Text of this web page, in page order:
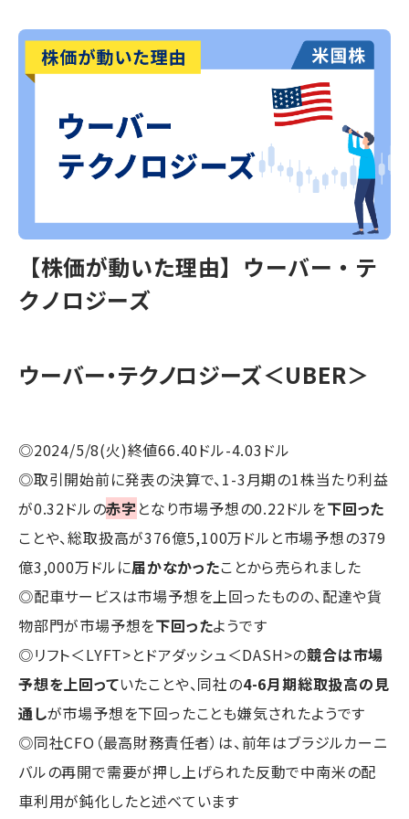
【株価が動いた理由】ウーバー・テ
クノロジーズ
ウーバー・テクノロジーズ＜UBER＞
◎2024/5/8(火)終値66.40ドル-4.03ドル
◎取引開始前に発表の決算で、1-3月期の1株当たり利益
が0.32ドルの赤字 となり市場予想の0.22ドルを下回った
ことや、総取扱高が376億5,100万ドルと市場予想の379
億3,000万ドルに届かなかったことから売られました
◎配車サービスは市場予想を上回ったものの、配達や貨
物部門が市場予想を下回ったようです
◎リフト＜LYFT>とドアダッシュ＜DASH>の競合は市場
予想を上回っていたことや、同社の4-6月期総取扱高の見
通しが市場予想を下回ったことも嫌気されたようです
◎同社CFO（最高財務責任者）は、前年はブラジルカーニ
バルの再開で需要が押し上げられた反動で中南米の配
車利用が鈍化したと述べています